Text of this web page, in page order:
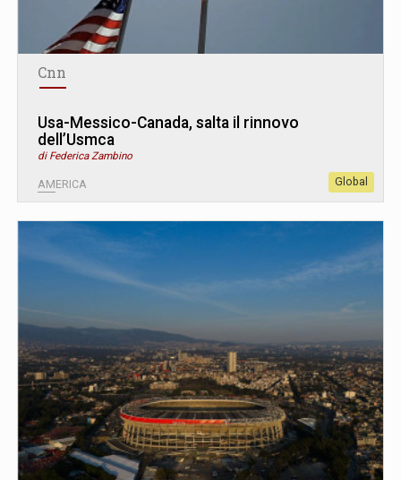
Cnn
Usa-Messico-Canada, salta il rinnovo
dell’Usmca
di Federica Zambino
AMERICA Global